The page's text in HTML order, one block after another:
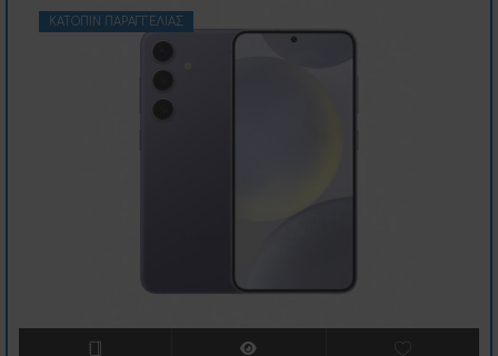
ΚΑΤΌΠΙΝ ΠΑΡΑΓΓΕΛΊΑΣ